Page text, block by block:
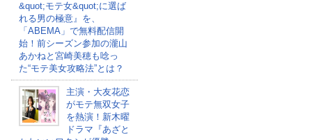
&quot;モテ女&quot;に選ば
れる男の極意』を、
「ABEMA」で無料配信開
始！前シーズン参加の瀧山
あかねと宮崎美穂も唸っ
た“モテ美女攻略法”とは？
主演・大友花恋
がモテ無双女子
を熱演！新木曜
ドラマ『あざと